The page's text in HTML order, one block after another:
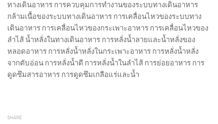
ทางเดินอาหาร การควบคุมการทำงานของระบบทางเดินอาหาร
กล้ามเนื้อของระบบทางเดินอาหาร การเคลื่อนไหวของระบบทาง
เดินอาหาร การเคลื่อนไหวของกระเพาะอาหาร การเคลื่อนไหวของ
ลำไส้ น้ำหลั่งในทางเดินอาหาร การหลั่งน้ำลายและน้ำหลั่งของ
หลอดอาหาร การหลั่งน้ำหลั่งในกระเพาะอาหาร การหลั่งน้ำหลั่ง
จากตับอ่อน การหลั่งน้ำดี การหลั่งน้ำในลำไส้ การย่อยอาหาร การ
ดูดซึมสารอาหาร การดูดซึมเกลือแร่และน้ำ
SHARE